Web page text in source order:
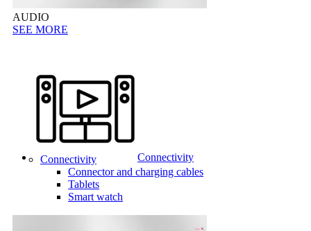
AUDIO
SEE MORE
Connectivity
Connectivity
Connector and charging cables
Tablets
Smart watch